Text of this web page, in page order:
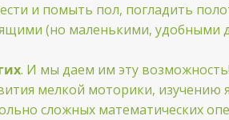
и помыть пол, погладить
(но маленькими,
. И мы даем им эту
мелкой моторики,
сложных математических